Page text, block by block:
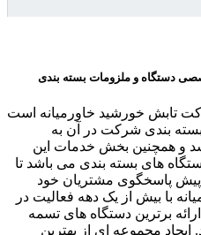
دستگاه و ملزومات بسته بندی
تابش خورشید خاورمیانه است
بندی شرکت در آن به
و همچنین بخش خدمات این
های بسته بندی می باشد تا
پاسخگوی مشتریان خود
با بیش از یک دهه فعالیت در
برترین دستگاه های تسمه
مجموعه ای از بهترین